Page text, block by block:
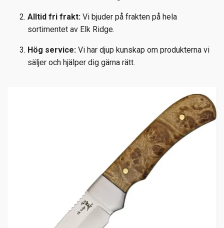
Alltid fri frakt: Vi bjuder på frakten på hela
sortimentet av Elk Ridge.
Hög service: Vi har djup kunskap om produkterna vi
säljer och hjälper dig gärna rätt.